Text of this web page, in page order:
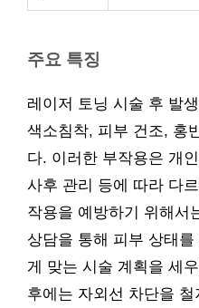
주요 특징
레이저 토닝 시술 후 발
색소침착, 피부 건조, 홍
다. 이러한 부작용은 개
사후 관리 등에 따라 다
작용을 예방하기 위해서
상담을 통해 피부 상태
게 맞는 시술 계획을 세
후에는 자외선 차단을